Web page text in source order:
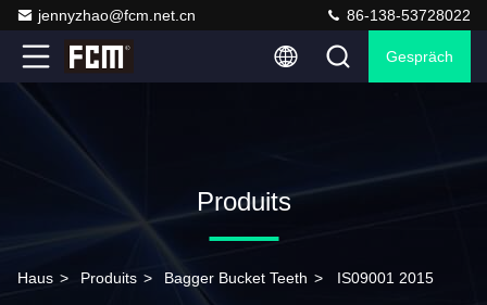
jennyzhao@fcm.net.cn 86-138-53728022
Gespräch
Produits
Haus > Produits > Bagger Bucket Teeth > IS09001 2015